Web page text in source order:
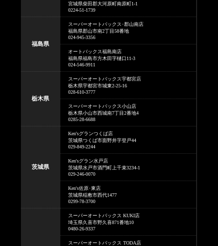
宮城県柴田郡大河原町南原町1-1
0224-51-1739
福島県
スーパーオートバックス･郡山南店
福島県郡山市南2丁目58番地
024-945-3356
オートバックス福島南店
福島県福島市方木田字樋口11-3
024-546-9911
栃木県
スーパーオートバックス宇都宮店
栃木県宇都宮市城東2-25-16
028-610-3777
スーパーオートバックス小山店
栃木県小山市西城南7丁目2番地4
0285-28-6688
茨城県
Ken'sグランつくば店
茨城県つくば市面野井字登戸44
029-849-2244
Ken'sグラン水戸店
茨城県水戸市酒門町上千束3234-1
029-246-0070
Ken's佐原･東店
茨城県稲敷市西代1477
0299-78-3700
スーパーオートバックス KUKI店
埼玉県久喜市野久喜871番地10
0480-26-9337
スーパーオートバックス TODA店